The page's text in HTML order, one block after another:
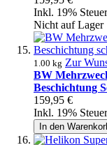
Inkl. 19%
Nicht auf Lager
1.00 kg Zur
BW
Beschichtung
159,95 €
Inkl. 19%
In den